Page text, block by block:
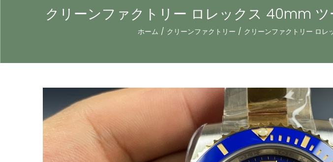
クリーンファクトリー ロレックス 40mm
ホーム / クリーンファクトリー / クリーンファクトリー ロ